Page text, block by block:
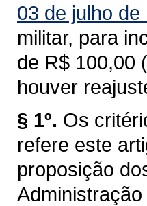
03 de julho de
militar, para
de R$ 100,00
houver
§ 1º. Os
refere este
proposição